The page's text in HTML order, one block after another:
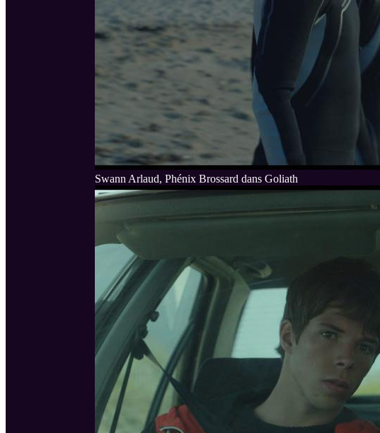
Swann Arlaud, Phénix Brossard dans Goliath